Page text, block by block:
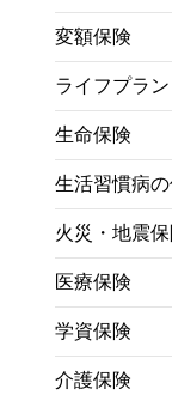
変額保険
ライフプラン
生命保険
生活習慣病
火災・地震
医療保険
学資保険
介護保険